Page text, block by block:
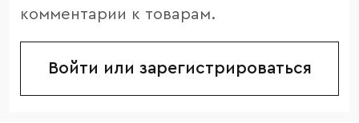
комментарии к товарам.
Войти или зарегистрироваться